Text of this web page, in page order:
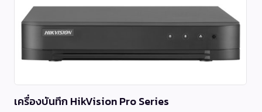
เครื่องบันทึก HikVision Pro Series